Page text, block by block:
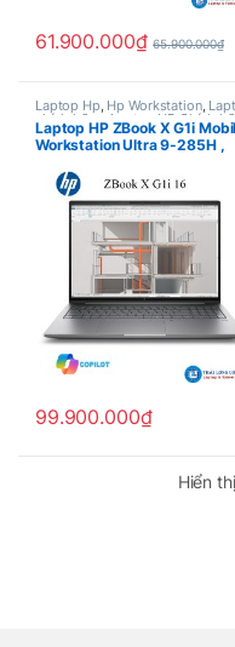
61.900.000₫ 65.900.000₫
Laptop Hp, Hp Workstation,
chính hãng, Laptop HP Chính
Laptop HP ZBook X G1i
Workstation Ultra 9-285H ,
RTX Pro 2000 8Gb , 16″
AGWUXGA , Win 11 Pro , 3
Prosupport ( B4YT6AV )
99.900.000₫
Hiển